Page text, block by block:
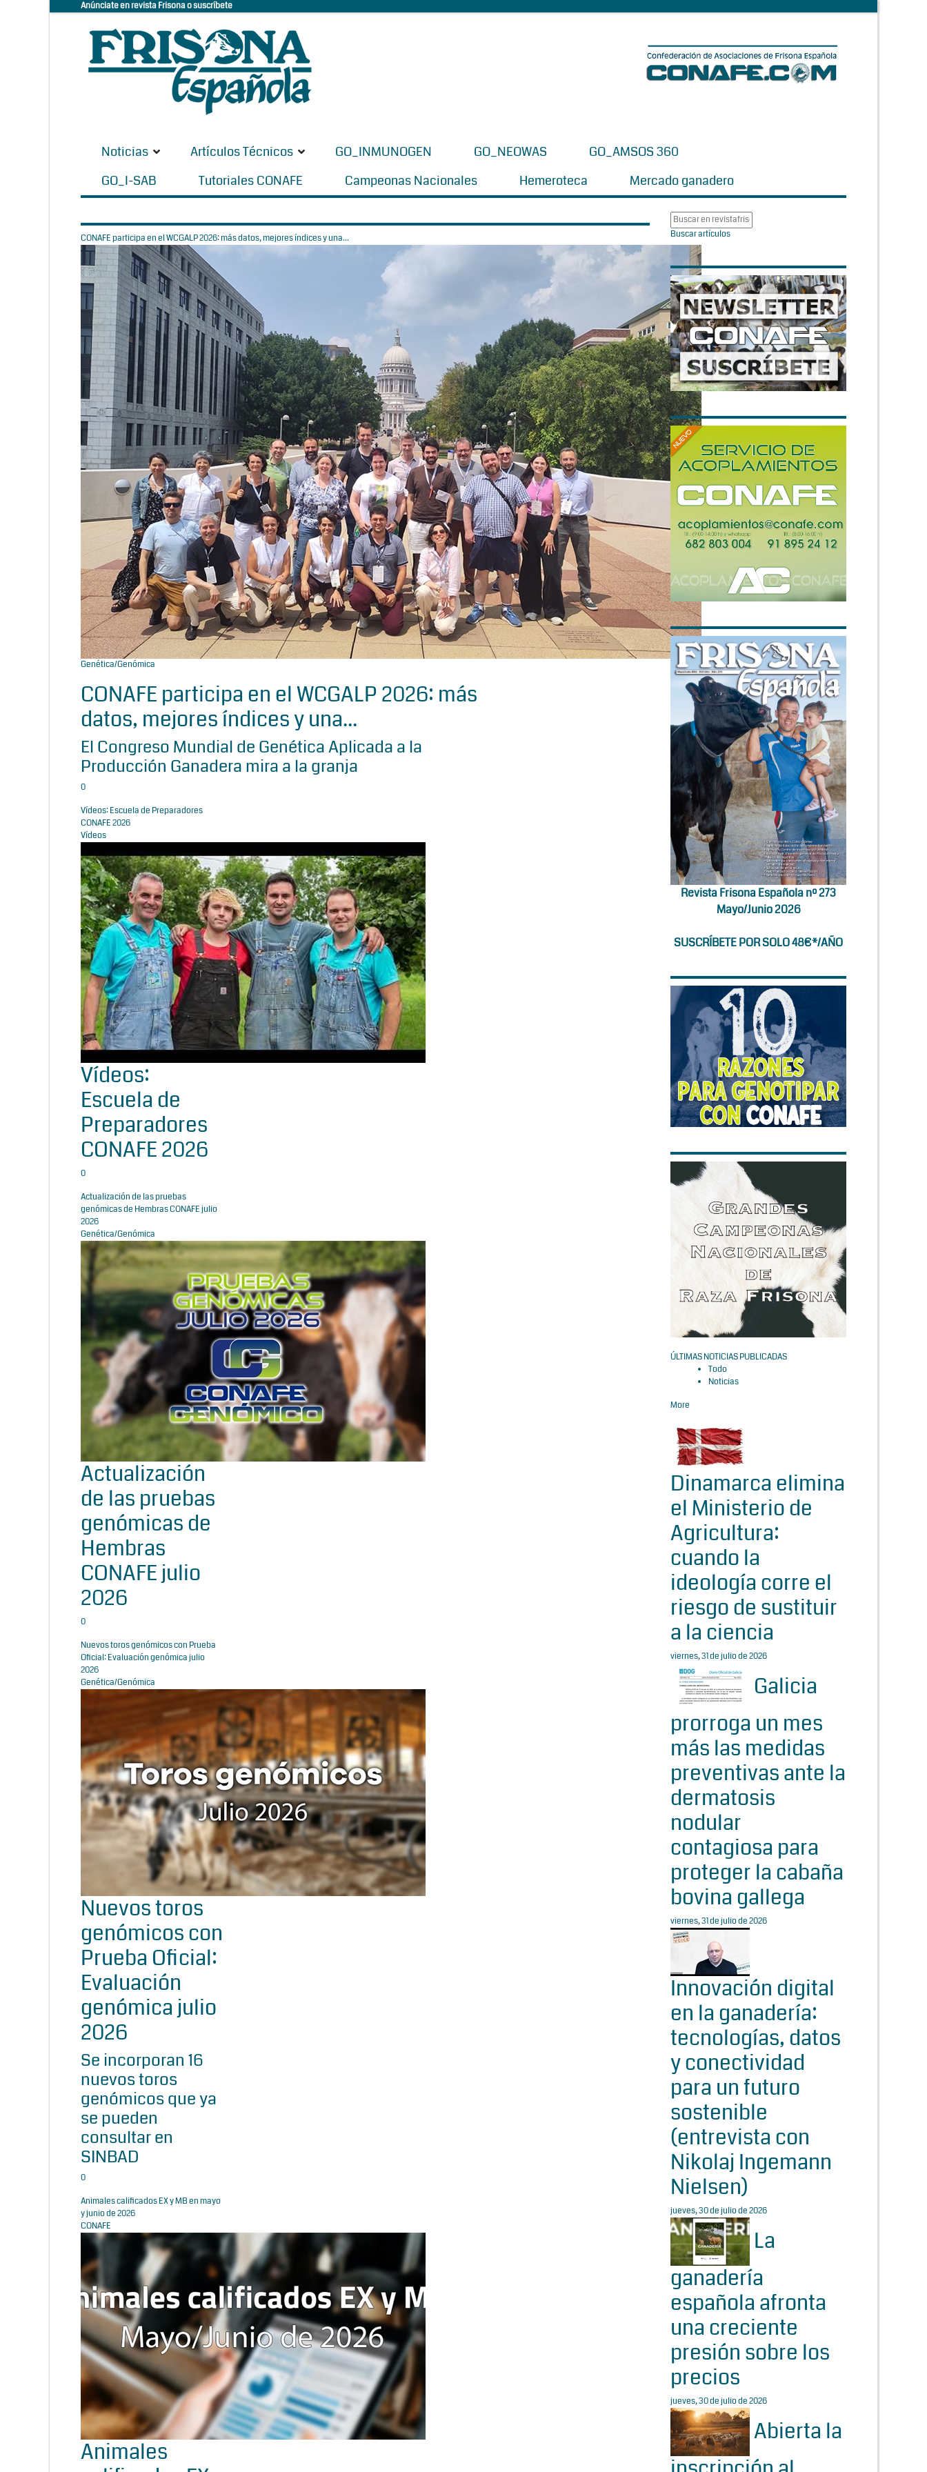
Anúnciate en revista Frisona o suscríbete
Noticias Artículos Técnicos GO_INMUNOGEN GO_NEOWAS
GO_AMSOS 360
GO_I-SAB
Tutoriales CONAFE Campeonas Nacionales Hemeroteca Mercado ganadero
CONAFE participa en el WCGALP 2026: más datos, mejores índices y una...
Genética/Genómica
CONAFE participa en el WCGALP 2026: más
datos, mejores índices y una...
El Congreso Mundial de Genética Aplicada a la
Producción Ganadera mira a la granja
0
Vídeos: Escuela de Preparadores
CONAFE 2026
Vídeos
Vídeos:
Escuela de
Preparadores
CONAFE 2026
0
Actualización de las pruebas
genómicas de Hembras CONAFE julio
2026
Genética/Genómica
Actualización
de las pruebas
genómicas de
Hembras
CONAFE julio
2026
0
Nuevos toros genómicos con Prueba
Oficial: Evaluación genómica julio
2026
Genética/Genómica
Nuevos toros
genómicos con
Prueba Oficial:
Evaluación
genómica julio
2026
Se incorporan 16
nuevos toros
genómicos que ya
se pueden
consultar en
SINBAD
0
Animales calificados EX y MB en mayo
y junio de 2026
CONAFE
Animales
Buscar artículos
Revista Frisona Española nº 273
Mayo/Junio 2026
SUSCRÍBETE POR SOLO 48€*/AÑO
ÚLTIMAS NOTICIAS PUBLICADAS
Todo
Noticias
More
Dinamarca elimina
el Ministerio de
Agricultura:
cuando la
ideología corre el
riesgo de sustituir
a la ciencia
viernes, 31 de julio de 2026
Galicia
prorroga un mes
más las medidas
preventivas ante la
dermatosis
nodular
contagiosa para
proteger la cabaña
bovina gallega
viernes, 31 de julio de 2026
Innovación digital
en la ganadería:
tecnologías, datos
y conectividad
para un futuro
sostenible
(entrevista con
Nikolaj Ingemann
Nielsen)
jueves, 30 de julio de 2026
La
ganadería
española afronta
una creciente
presión sobre los
precios
jueves, 30 de julio de 2026
Abierta la